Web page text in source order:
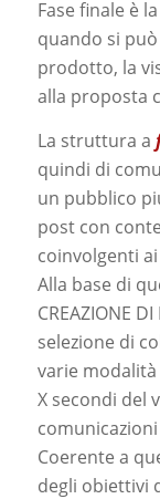
Fase finale è la
quando si
prodotto, la
alla proposta
La struttura a
quindi di
un pubblico
post con
coinvolgenti
Alla base di
CREAZIONE
selezione di
varie modalità
X secondi del
Coerente a
degli obiettivi